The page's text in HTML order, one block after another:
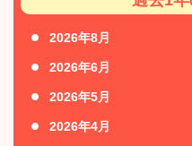
2026年8月
2026年6月
2026年5月
2026年4月